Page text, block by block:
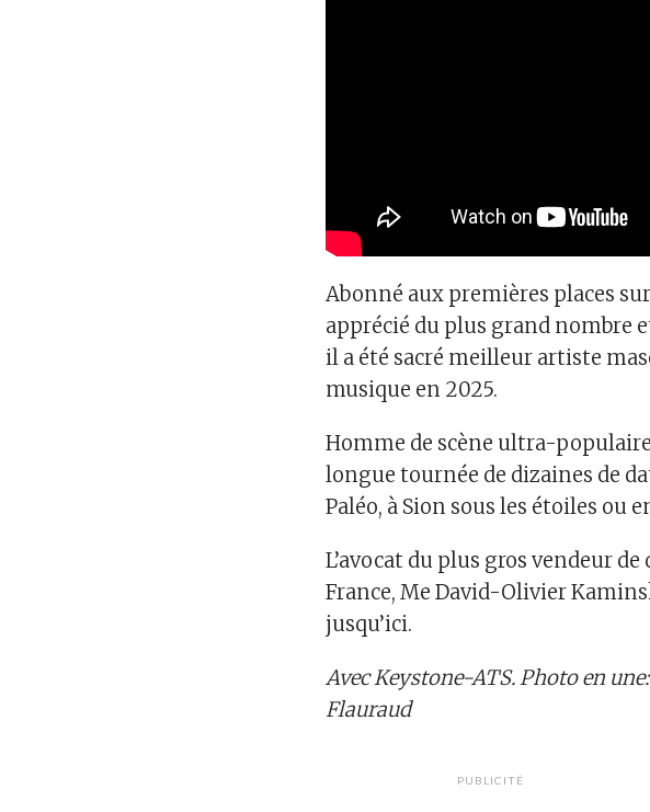
Abonné aux premières places
apprécié du plus grand nombre
il a été sacré meilleur artiste
musique en 2025.
Homme de scène ultra-
longue tournée de dizaines de
Paléo, à Sion sous les étoiles ou
L’avocat du plus gros vendeur de
France, Me David-Olivier
jusqu’ici.
Avec Keystone-ATS. Photo en
Flauraud
PUBLICITÉ